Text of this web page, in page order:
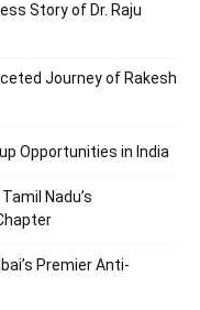
Story of Dr. Raju
Journey of Rakesh
Opportunities in India
Nadu’s
Premier Anti-